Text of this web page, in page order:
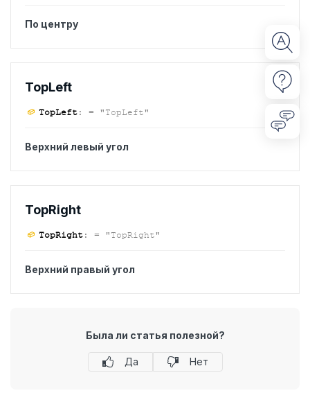
По центру
TopLeft
TopLeft: = "TopLeft"
Верхний левый угол
TopRight
TopRight: = "TopRight"
Верхний правый угол
Была ли статья полезной?
Да Нет